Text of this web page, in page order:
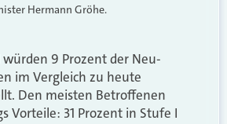
Hermann Gröhe.
9 Prozent der Neu-
im Vergleich zu heute
Den meisten Betroffenen
Vorteile: 31 Prozent in Stufe I